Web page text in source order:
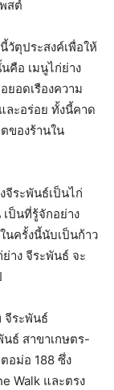
สต์
วัตุประสงค์เพื่อให้
คือ เมนูไก่ย่าง
ยอดเรืองความ
ละอร่อย ทั้งนี้คาด
ของร้านใน
จีระพันธ์เป็นไก่
ป็นที่รู้จักอย่าง
นครั้งนี้นับเป็นก้าว
าง จีระพันธ์ จะ
ระพันธ์
นธ์ สาขาเกษตร-
อม่อ 188 ซึ่ง
Walk และตรง